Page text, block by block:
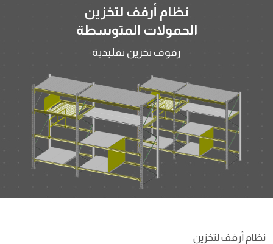
نظام أرفف لتخزين
الحمولات المتوسطة
رفوف تخزين تقليدية
نظام أرفف لتخزين